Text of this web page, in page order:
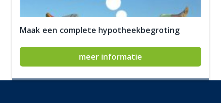
Maak een complete hypotheekbegroting
meer informatie